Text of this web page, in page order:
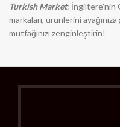
Turkish Market: İngiltere'nin
markaları, ürünlerini
mutfağınızı zenginleştirin!